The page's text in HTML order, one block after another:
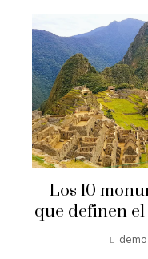
Los 10
que definen
demo